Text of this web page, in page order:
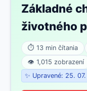
Základné
životného
⏱ 13 min čítania
👁 1,015 zobrazení
✨ Upravené: 25.